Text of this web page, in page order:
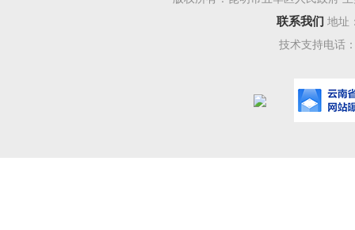
联系我们 地址
技术支持电话